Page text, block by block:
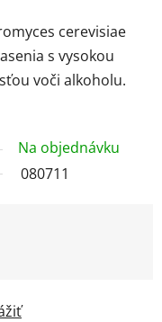
cerevisiae
s vysokou
voči alkoholu.
Na objednávku
080711